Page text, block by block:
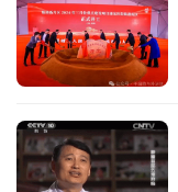
首
页
行